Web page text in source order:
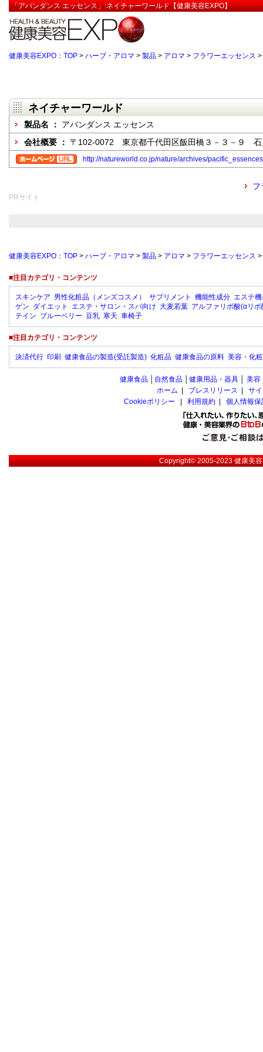
「アバンダンス エッセンス」:ネイチャーワールド【健康美容EXPO】
健康美容EXPO：TOP > ハーブ・アロマ > 製品 > アロマ > フラワーエッセンス >
ネイチャーワールド
製品名 ： アバンダンス エッセンス
会社概要 ： 〒102-0072 東京都千代田区飯田橋３－３－９ 石
http://natureworld.co.jp/nature/archives/
フ
PRサイト
健康美容EXPO：TOP > ハーブ・アロマ > 製品 > アロマ > フラワーエッセンス >
■注目カテゴリ・コンテンツ
スキンケア 男性化粧品（メンズコスメ） サプリメント 機能性成分 エステ
ゲン ダイエット エステ・サロン・スパ向け 大麦若葉 アルファリポ酸(αリポ
テイン ブルーベリー 豆乳 寒天 車椅子
■注目カテゴリ・コンテンツ
決済代行 印刷 健康食品の製造(受託製造) 化粧品 健康食品の原料 美容・化
健康食品 自然食品 健康用品・器具 美容
ホーム
プレスリリース
サ
Cookieポリシー
利用規約 個人情報
Copyright© 2005-2023健康美